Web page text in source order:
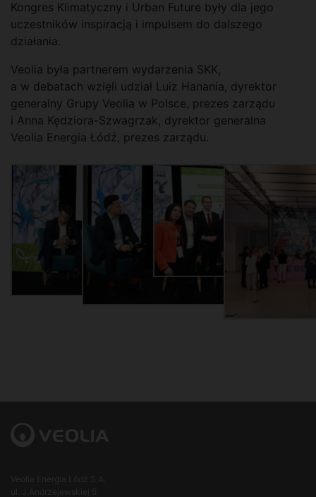
Kongres Klimatyczny i Urban Future były dla jego
uczestników inspiracją i impulsem do dalszego
działania.
Veolia była partnerem wydarzenia SKK,
a w debatach wzięli udział Luiz Hanania, dyrektor
generalny Grupy Veolia w Polsce, prezes zarządu
i Anna Kędziora-Szwagrzak, dyrektor generalna
Veolia Energia Łódź, prezes zarządu.